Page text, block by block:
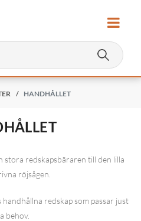
/ HANDHÅLLET
redskapsbäraren till den lilla
röjsågen.
redskap som passar just
behov.